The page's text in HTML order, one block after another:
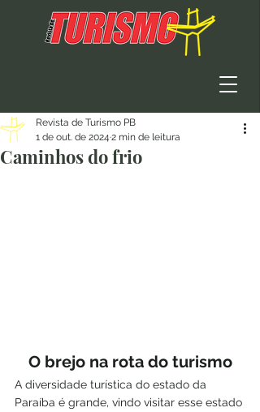
Caminhos do frio
Revista de Turismo PB
1 de out. de 2024 2 min de leitura
O brejo na rota do turismo
A diversidade turística do estado da
Paraíba é grande, vindo visitar esse estado